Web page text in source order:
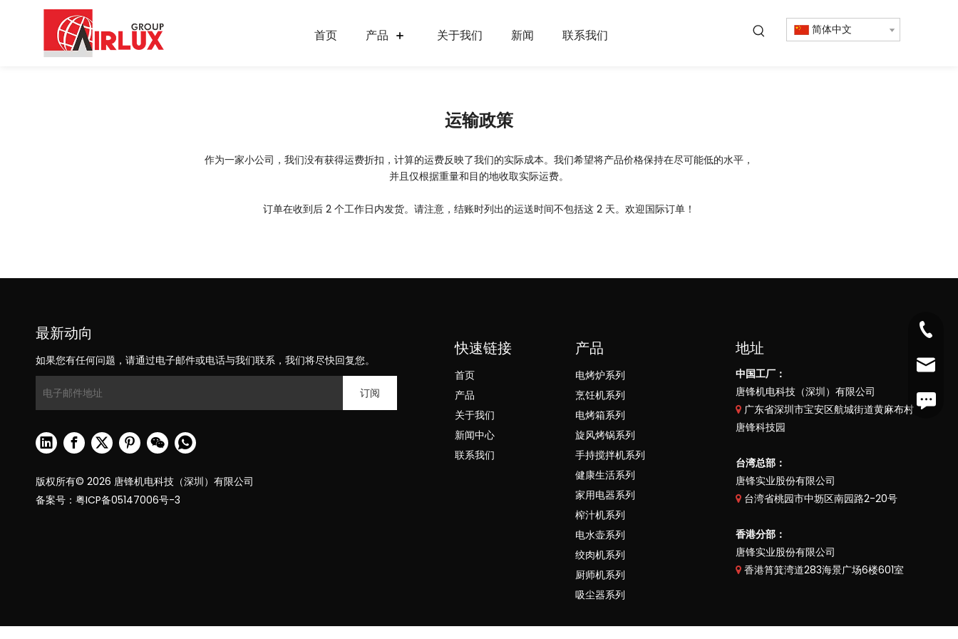
首页 产品 关于我们 新闻 联系我们 简体中文
运输政策
作为一家小公司，我们没有获得运费折扣，计算的运费反映了我们的实际成本。我们希望将产品价格保持在尽可能低的水平，
并且仅根据重量和目的地收取实际运费。
订单在收到后 2 个工作日内发货。请注意，结账时列出的运送时间不包括这 2 天。欢迎国际订单！
最新动向
如果您有任何问题，请通过电子邮件或电话与我们联系，我们将尽快回复您。
电话：
电话：
电话：
邮箱：
邮箱：
传真 深
订阅
版权所有© 2026 唐锋机电科技（深圳）有限公司
备案号： 粤ICP备05147006号-3
快速链接
首页
产品
关于我们
新闻中心
联系我们
产品
电烤炉系列
烹饪机系列
电烤箱系列
旋风烤锅系列
手持搅拌机系列
健康生活系列
家用电器系列
榨汁机系列
电水壶系列
绞肉机系列
厨师机系列
吸尘器系列
地址
中国工厂：
唐锋机电科技（深圳）有限公司
 广东省深圳市宝安区航城街道黄麻布村
唐锋科技园
台湾总部：
唐锋实业股份有限公司
 台湾省桃园市中坜区南园路2-20号
香港分部：
唐锋实业股份有限公司
 香港筲箕湾道283海景广场6楼601室